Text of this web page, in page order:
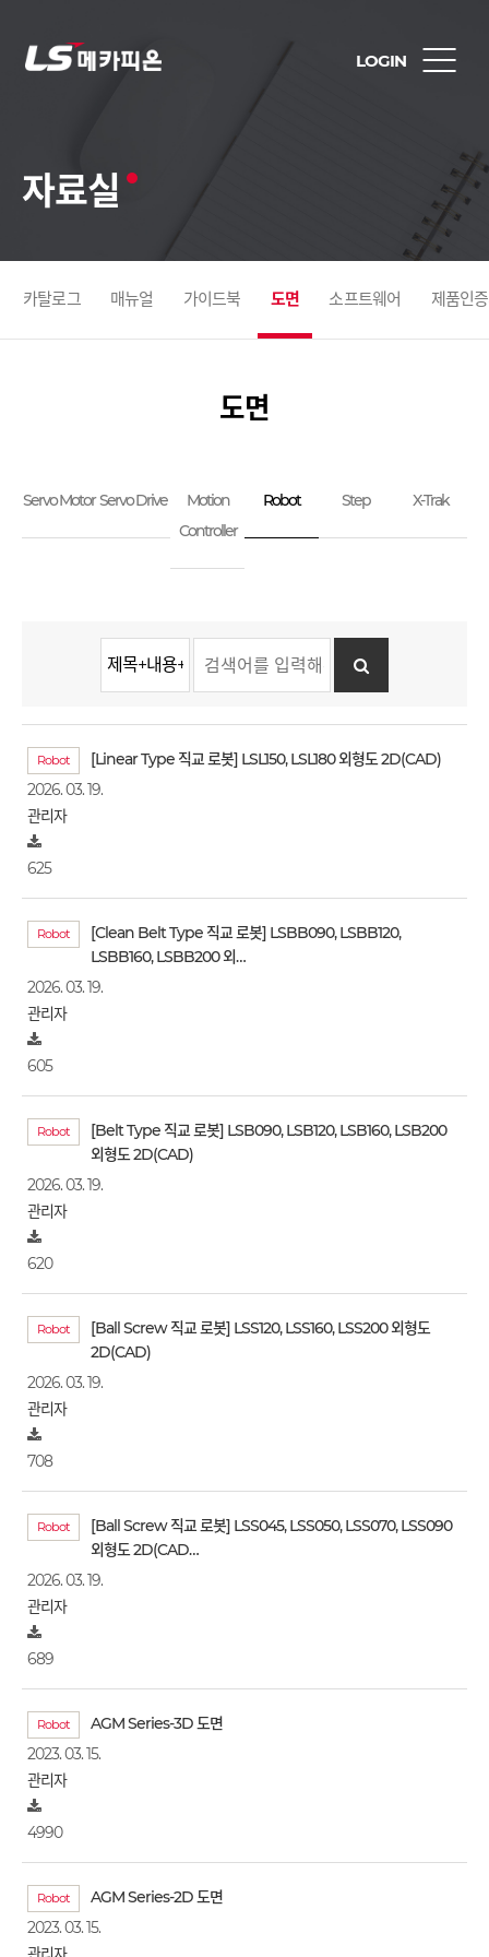
LOGIN
자료실
카탈로그 매뉴얼 가이드북 도면 소프트웨어 제품인
도면
Servo Motor Servo Drive
Motion
Controller
Robot Step X-Trak
Robot
[Linear Type 직교 로봇] LSL150, LSL180 외형도 2D(CAD)
2026. 03. 19.
관리자
625
Robot
[Clean Belt Type 직교 로봇] LSBB090, LSBB120,
LSBB160, LSBB200 외…
2026. 03. 19.
관리자
605
Robot
[Belt Type 직교 로봇] LSB090, LSB120, LSB160, LSB200
외형도 2D(CAD)
2026. 03. 19.
관리자
620
Robot
[Ball Screw 직교 로봇] LSS120, LSS160, LSS200 외형도
2D(CAD)
2026. 03. 19.
관리자
708
Robot
[Ball Screw 직교 로봇] LSS045, LSS050, LSS070, LSS090
외형도 2D(CAD…
2026. 03. 19.
관리자
689
Robot
AGM Series-3D 도면
2023. 03. 15.
관리자
4990
Robot
AGM Series-2D 도면
2023. 03. 15.